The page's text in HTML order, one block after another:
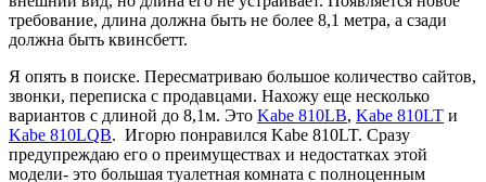
требование, длина должна быть не более 8,1 метра, а сзади
должна быть квинсбетт.
Я опять в поиске. Пересматриваю большое количество сайтов,
звонки, переписка с продавцами. Нахожу еще несколько
вариантов с длиной до 8,1м. Это Kabe 810LB, Kabe 810LT и
Kabe 810LQB. Игорю понравился Kabe 810LT. Сразу
предупреждаю его о преимуществах и недостатках этой
модели- это большая туалетная комната с полноценным